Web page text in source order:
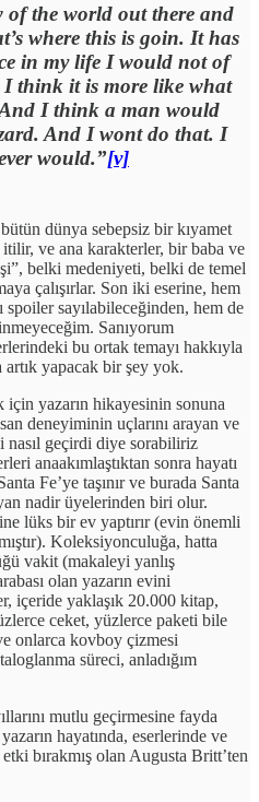
of the world out there and
where this is goin. It has
in my life I would not of
think it is more like what
I think a man would
And I wont do that. I
would.”[v]
bütün dünya sebepsiz bir kıyamet
itilir, ve ana karakterler, bir baba ve
belki medeniyeti, belki de temel
çalışırlar. Son iki eserine, hem
spoiler sayılabileceğinden, hem de
Sanıyorum
bu ortak temayı hakkıyla
yapacak bir şey yok.
için yazarın hikayesinin sonuna
deneyiminin uçlarını arayan ve
nasıl geçirdi diye sorabiliriz
anaakımlaştıktan sonra hayatı
Fe’ye taşınır ve burada Santa
nadir üyelerinden biri olur.
lüks bir ev yaptırır (evin önemli
Koleksiyonculuğa, hatta
vakit (makaleyi yanlış
olan yazarın evini
içeride yaklaşık 20.000 kitap,
ceket, yüzlerce paketi bile
onlarca kovboy çizmesi
süreci, anladığım
mutlu geçirmesine fayda
hayatında, eserlerinde ve
bırakmış olan Augusta Britt’ten